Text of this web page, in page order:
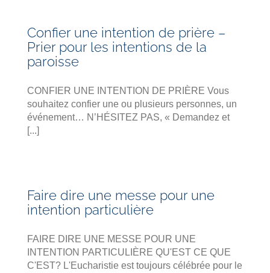
Confier une intention de prière –
Prier pour les intentions de la
paroisse
CONFIER UNE INTENTION DE PRIÈRE Vous
souhaitez confier une ou plusieurs personnes, un
événement… N’HÉSITEZ PAS, « Demandez et
[...]
Faire dire une messe pour une
intention particulière
FAIRE DIRE UNE MESSE POUR UNE
INTENTION PARTICULIÈRE QU'EST CE QUE
C'EST? L'Eucharistie est toujours célébrée pour le